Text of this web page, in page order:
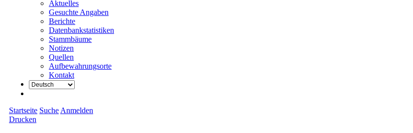
Aktuelles
Gesuchte Angaben
Berichte
Datenbankstatistiken
Stammbäume
Notizen
Quellen
Aufbewahrungsorte
Kontakt
Startseite Suche Anmelden
Drucken